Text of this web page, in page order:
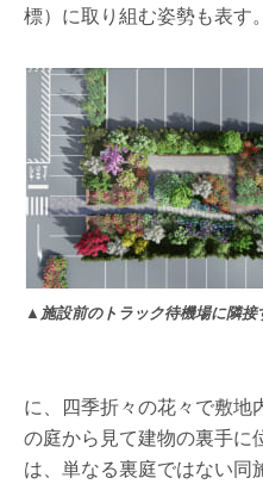
標）に取り組む姿勢も表す。
▲施設前のトラック待機場に隣接
に、四季折々の花々で敷地
の庭から見て建物の裏手に
は、単なる裏庭ではない同